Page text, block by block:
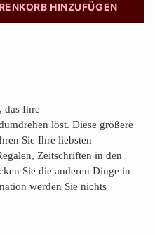
HINZUFÜGEN
das Ihre
löst. Diese größere
Sie Ihre liebsten
Zeitschriften in den
Sie die anderen Dinge in
werden Sie nichts